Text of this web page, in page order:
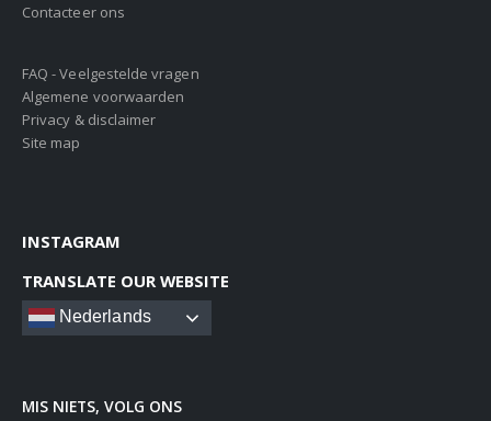
Contacteer ons
FAQ - Veelgestelde vragen
Algemene voorwaarden
Privacy & disclaimer
Site map
INSTAGRAM
TRANSLATE OUR WEBSITE
Nederlands
MIS NIETS, VOLG ONS